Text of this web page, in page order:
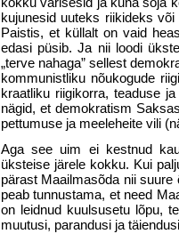
kujunesid uuteks riikideks
Paistis, et küllalt on vaid
edasi püsib. Ja nii loodi
„terve nahaga” sellest
kommunistliku nõukogude
kraatliku riigikorra, teaduse
nägid, et demokratism
pettumuse ja meeleheite vili
Aga see uim ei kestnud
üksteise järele kokku. Kui
pärast Maailmasõda nii
peab tunnustama, et need
on leidnud kuulsusetu lõpu,
muu­tusi, parandusi ja